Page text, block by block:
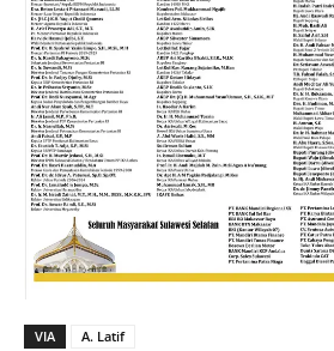
VIA
A. Latif